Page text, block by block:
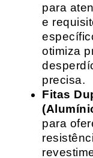
para
e
otimiza
precisa.
Fitas
para